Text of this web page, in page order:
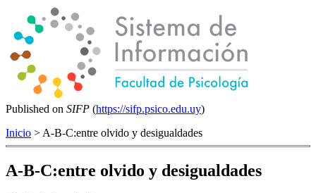
Published on SIFP (https://sifp.psico.edu.uy)
Inicio > A-B-C:entre olvido y desigualdades
A-B-C:entre olvido y desigualdades